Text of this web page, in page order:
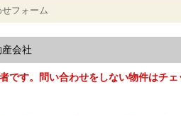
フォーム
会社
です。問い合わせをしない物件はチ